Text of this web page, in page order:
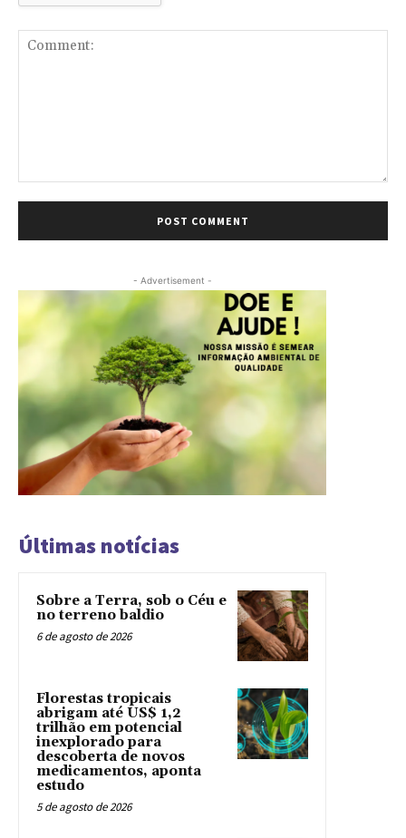
- Advertisement -
Últimas notícias
Sobre a Terra, sob o Céu e
no terreno baldio
6 de agosto de 2026
Florestas tropicais
abrigam até US$ 1,2
trilhão em potencial
inexplorado para
descoberta de novos
medicamentos, aponta
estudo
5 de agosto de 2026